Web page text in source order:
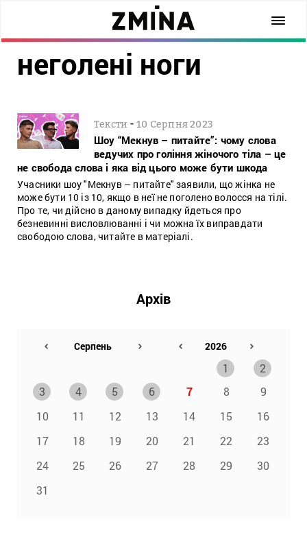
неголені ноги
Тексти -10 Серпня 2023
Шоу “Мекнув – питайте”: чому слова
ведучих про гоління жіночого тіла – це
не свобода слова і яка від цього може бути шкода
Учасники шоу "Мекнув – питайте" заявили, що жінка не
може бути 10 із 10, якщо в неї не поголено волосся на тілі.
Про те, чи дійсно в даному випадку йдеться про
безневинні висловлюванні і чи можна їх виправдати
свободою слова, читайте в матеріалі.
Архів
1
2
3
4 5 6 7 8
9
10
11 12 13 14 15
16
17
18 19 20 21 22
23
24
25 26 27 28 29
30
31